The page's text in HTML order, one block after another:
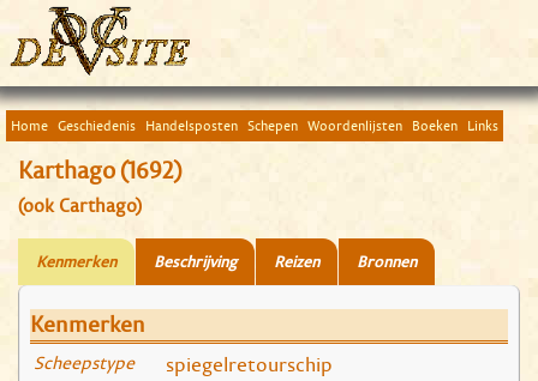
Home Geschiedenis Handelsposten Schepen Woordenlijsten Boeken Links
Karthago (1692)
(ook Carthago)
Kenmerken Beschrijving Reizen Bronnen
Kenmerken
Scheepstype spiegelretourschip